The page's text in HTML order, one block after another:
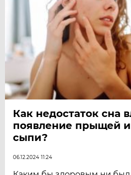
Как недостаток сна
появление прыщей и
сыпи?
06.12.2024 11:24